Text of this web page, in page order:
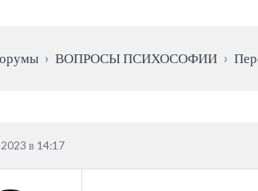
› ВОПРОСЫ ПСИХОСОФИИ ›
в 14:17